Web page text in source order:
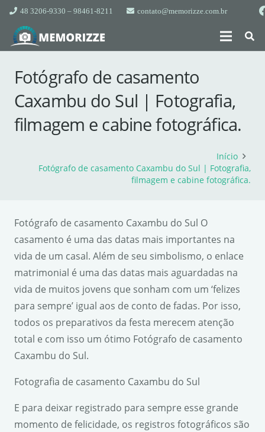
48 3206-9330 – 98461-8211 contato@memorizze.com.br
Fotógrafo de casamento
Caxambu do Sul | Fotografia,
filmagem e cabine fotográfica.
Início
Fotógrafo de casamento Caxambu do Sul | Fotografia,
filmagem e cabine fotográfica.
Fotógrafo de casamento Caxambu do Sul O
casamento é uma das datas mais importantes na
vida de um casal. Além de seu simbolismo, o enlace
matrimonial é uma das datas mais aguardadas na
vida de muitos jovens que sonham com um ‘felizes
para sempre’ igual aos de conto de fadas. Por isso,
todos os preparativos da festa merecem atenção
total e com isso um ótimo Fotógrafo de casamento
Caxambu do Sul.
Fotografia de casamento Caxambu do Sul
E para deixar registrado para sempre esse grande
momento de felicidade, os registros fotográficos são